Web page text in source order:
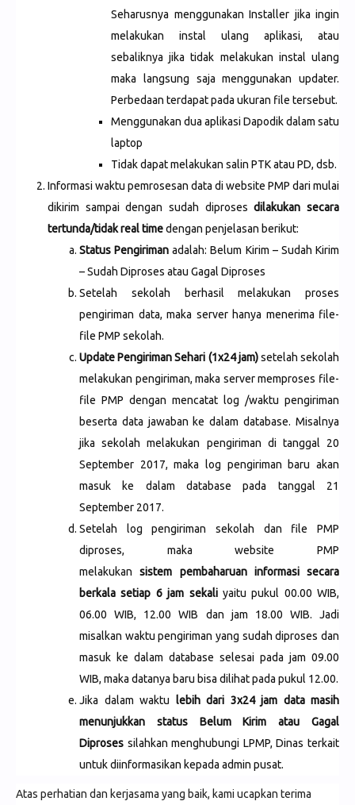
Seharusnya menggunakan Installer jika ingin
melakukan instal ulang aplikasi, atau
sebaliknya jika tidak melakukan instal ulang
maka langsung saja menggunakan updater.
Perbedaan terdapat pada ukuran file tersebut.
Menggunakan dua aplikasi Dapodik dalam satu
laptop
Tidak dapat melakukan salin PTK atau PD, dsb.
Informasi waktu pemrosesan data di website PMP dari mulai
dikirim sampai dengan sudah diprosesdilakukan secara
tertunda/tidak real timedengan penjelasan berikut:
Status Pengiriman adalah: Belum Kirim – Sudah Kirim
– Sudah Diproses atau Gagal Diproses
Setelah sekolah berhasil melakukan proses
pengiriman data, maka server hanya menerima file-
file PMP sekolah.
Update Pengiriman Sehari (1x24 jam)setelah sekolah
melakukan pengiriman, maka server memproses file-
file PMP dengan mencatat log /waktu pengiriman
beserta data jawaban ke dalam database. Misalnya
jika sekolah melakukan pengiriman di tanggal 20
September 2017, maka log pengiriman baru akan
masuk ke dalam database pada tanggal 21
September 2017.
Setelah log pengiriman sekolah dan file PMP
diproses, maka website PMP
melakukansistem pembaharuan informasi secara
berkala setiap 6 jam sekali yaitu pukul 00.00 WIB,
06.00 WIB, 12.00 WIB dan jam 18.00 WIB. Jadi
misalkan waktu pengiriman yang sudah diproses dan
masuk ke dalam database selesai pada jam 09.00
WIB, maka datanya baru bisa dilihat pada pukul 12.00.
Jika dalam waktu lebih dari 3x24 jam data masih
menunjukkan status Belum Kirim atau Gagal
Diproses silahkan menghubungi LPMP, Dinas terkait
untuk diinformasikan kepada admin pusat.
Atas perhatian dan kerjasama yang baik, kami ucapkan terima